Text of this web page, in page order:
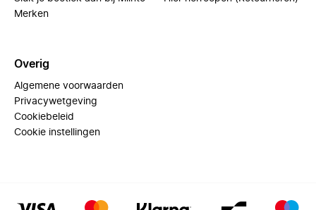
Merken
Overig
Algemene voorwaarden
Privacywetgeving
Cookiebeleid
Cookie instellingen